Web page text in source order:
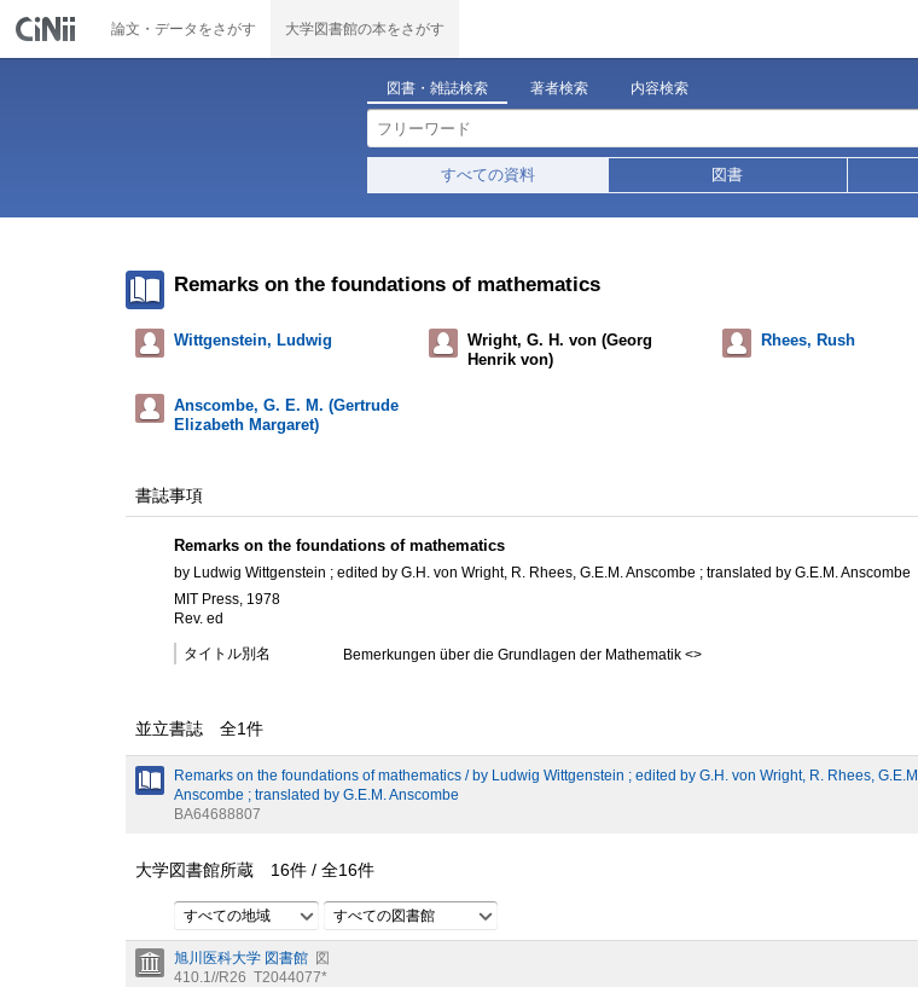
論文・データをさがす 大学図書館の本をさがす
図書・雑誌検索 著者検索 内容検索
すべての資料 図書
Remarks on the foundations of mathematics
Wittgenstein, Ludwig
Wright, G. H. von (Georg
Henrik von)
Rhees, Rush
Anscombe, G. E. M. (Gertrude
Elizabeth Margaret)
書誌事項
Remarks on the foundations of mathematics
by Ludwig Wittgenstein ; edited by G.H. von Wright, R. Rhees, G.E.M. Anscombe ; translated by G.E.M. Anscombe
MIT Press, 1978
Rev. ed
タイトル別名 Bemerkungen über die Grundlagen der Mathematik <>
並立書誌 全1件
Remarks on the foundations of mathematics / by Ludwig Wittgenstein ; edited by G.H. von Wright, R. Rhees, G.E.M.
Anscombe ; translated by G.E.M. Anscombe
BA64688807
大学図書館所蔵 16件 / 全16件
すべての地域 すべての図書館
旭川医科大学 図書館 図
410.1//R26 T2044077*